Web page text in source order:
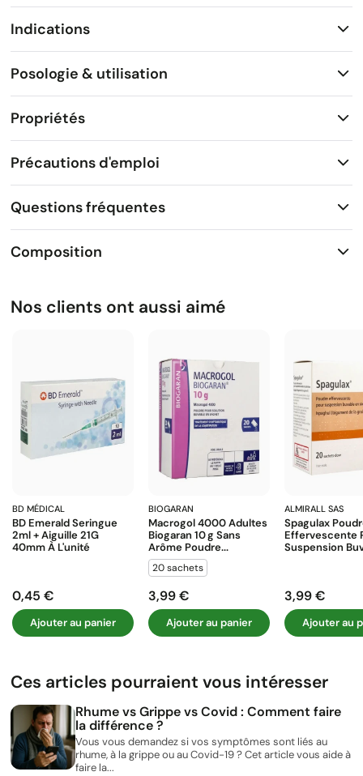
Indications
Posologie & utilisation
Propriétés
Précautions d'emploi
Questions fréquentes
Composition
Nos clients ont aussi aimé
BD MÉDICAL
BD Emerald Seringue
2ml + Aiguille 21G
40mm À L'unité
Prix
0,45 €
Ajouter au panier
BIOGARAN
Macrogol 4000 Adultes
Biogaran 10 G Sans
Arôme Poudre...
20 sachets
Prix
3,99 €
Ajouter au panier
ALMIRALL SAS
Spagulax
Effervescente
Suspension
Prix
3,99 €
Ajouter au
Ces articles pourraient vous intéresser
Rhume vs Grippe vs Covid : Comment faire
la différence ?
Vous vous demandez si vos symptômes sont liés au
rhume, à la grippe ou au Covid-19 ? Cet article vous aide à
faire la...